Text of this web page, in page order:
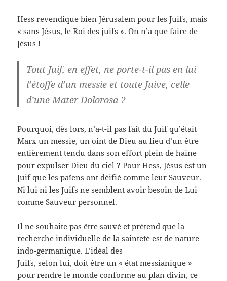
Hess revendique bien Jérusalem pour les Juifs, mais
« sans Jésus, le Roi des juifs ». On n’a que faire de
Jésus !
Tout Juif, en effet, ne porte-t-il pas en lui
l’étoffe d’un messie et toute Juive, celle
d’une Mater Dolorosa ?
Pourquoi, dès lors, n’a-t-il pas fait du Juif qu’était
Marx un messie, un oint de Dieu au lieu d’un être
entièrement tendu dans son effort plein de haine
pour expulser Dieu du ciel ? Pour Hess, Jésus est un
Juif que les païens ont déifié comme leur Sauveur.
Ni lui ni les Juifs ne semblent avoir besoin de Lui
comme Sauveur personnel.
Il ne souhaite pas être sauvé et prétend que la
recherche individuelle de la sainteté est de nature
indo-germanique. L’idéal des
Juifs, selon lui, doit être un « état messianique »
pour rendre le monde conforme au plan divin, ce